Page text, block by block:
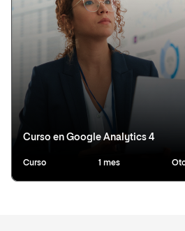
Curso en Google Analytics 4
Curso 1 mes